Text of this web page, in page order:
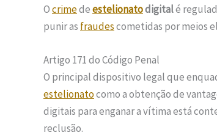
Ocrimedeestelionatodigitalé
punir as fraudescometidas por meios
Artigo 171 do Código Penal
O principal dispositivo legal que
estelionatocomo a obtenção de
digitais para enganar a vítima está
reclusão.